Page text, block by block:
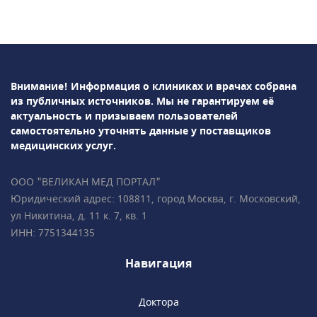
Внимание! Информация о клиниках и врачах собрана
из публичных источников. Мы не гарантируем её
актуальность и призываем пользователей
самостоятельно уточнять данные у поставщиков
медицинских услуг.
ООО "ВЕЛИКАН МЕД ПОРТАЛ"
Юридический адрес: 108811, город Москва, г. Московский,
ул Никитина, д. 11 к. 7, кв. 1
ИНН: 7751344135
Навигация
Доктора